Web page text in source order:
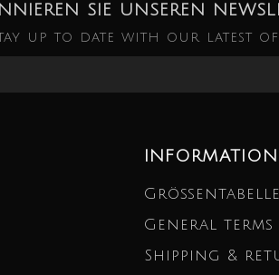
SIE UNSEREN
up to date with our latest
General
Shipping &